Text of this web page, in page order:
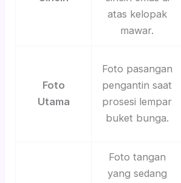
atas kelopak
mawar.
Foto
Utama
Foto pasangan
pengantin saat
prosesi lempar
buket bunga.
Foto tangan
yang sedang